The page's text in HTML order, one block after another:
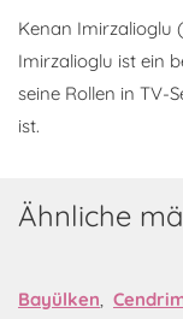
Kenan Imirzalioglu
Imirzalioglu ist ein
seine Rollen in TV-
ist.
Ähnliche
Bayülken,